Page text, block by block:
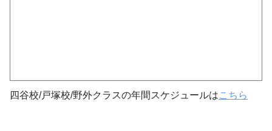
四谷校/戸塚校/野外クラスの年間スケジュールはこちら